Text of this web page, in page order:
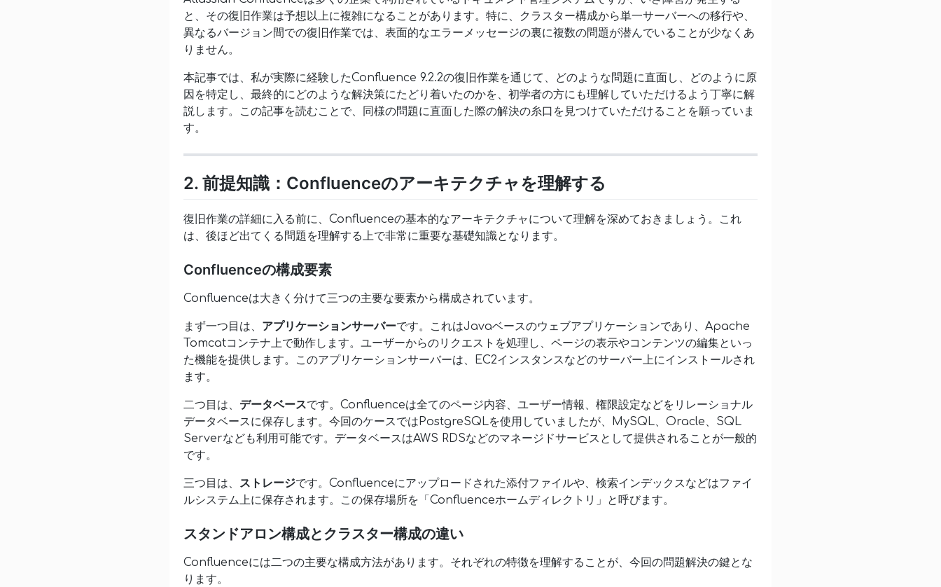
と、その復旧作業は予想以上に複雑になることがあります。特に、クラスター構成から単一サーバーへの移行や、
異なるバージョン間での復旧作業では、表面的なエラーメッセージの裏に複数の問題が潜んでいることが少なくあ
りません。
本記事では、私が実際に経験したConfluence 9.2.2の復旧作業を通じて、どのような問題に直面し、どのように原
因を特定し、最終的にどのような解決策にたどり着いたのかを、初学者の方にも理解していただけるよう丁寧に解
説します。この記事を読むことで、同様の問題に直面した際の解決の糸口を見つけていただけることを願っていま
す。
2. 前提知識：Confluenceのアーキテクチャを理解する
復旧作業の詳細に入る前に、Confluenceの基本的なアーキテクチャについて理解を深めておきましょう。これ
は、後ほど出てくる問題を理解する上で非常に重要な基礎知識となります。
Confluenceの構成要素
Confluenceは大きく分けて三つの主要な要素から構成されています。
まず一つ目は、 アプリケーションサーバーです。これはJavaベースのウェブアプリケーションであり、Apache
Tomcatコンテナ上で動作します。ユーザーからのリクエストを処理し、ページの表示やコンテンツの編集といっ
た機能を提供します。このアプリケーションサーバーは、EC2インスタンスなどのサーバー上にインストールされ
ます。
二つ目は、 データベースです。Confluenceは全てのページ内容、ユーザー情報、権限設定などをリレーショナル
データベースに保存します。今回のケースではPostgreSQLを使用していましたが、MySQL、Oracle、SQL
Serverなども利用可能です。データベースはAWS RDSなどのマネージドサービスとして提供されることが一般的
です。
三つ目は、 ストレージです。Confluenceにアップロードされた添付ファイルや、検索インデックスなどはファイ
ルシステム上に保存されます。この保存場所を「Confluenceホームディレクトリ」と呼びます。
スタンドアロン構成とクラスター構成の違い
Confluenceには二つの主要な構成方法があります。それぞれの特徴を理解することが、今回の問題解決の鍵とな
ります。